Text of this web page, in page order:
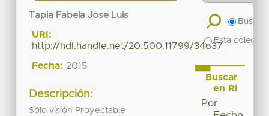
Tapia Fabela Jose Luis
URI:
http://hdl.handle.net/20.500.11799/34637
Fecha: 2015
Descripción:
Sólo visión Proyectable
Buscar
Esta
Buscar
en RI
Por